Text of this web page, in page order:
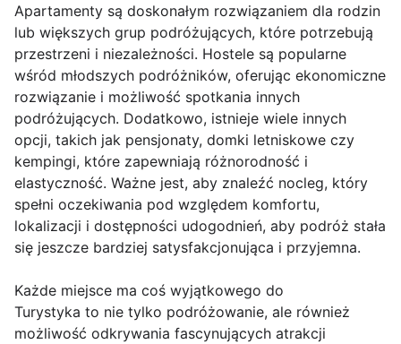
Apartamenty są doskonałym rozwiązaniem dla rodzin
lub większych grup podróżujących, które potrzebują
przestrzeni i niezależności. Hostele są popularne
wśród młodszych podróżników, oferując ekonomiczne
rozwiązanie i możliwość spotkania innych
podróżujących. Dodatkowo, istnieje wiele innych
opcji, takich jak pensjonaty, domki letniskowe czy
kempingi, które zapewniają różnorodność i
elastyczność. Ważne jest, aby znaleźć nocleg, który
spełni oczekiwania pod względem komfortu,
lokalizacji i dostępności udogodnień, aby podróż stała
się jeszcze bardziej satysfakcjonująca i przyjemna.
Każde miejsce ma coś wyjątkowego do
Turystyka to nie tylko podróżowanie, ale również
możliwość odkrywania fascynujących atrakcji